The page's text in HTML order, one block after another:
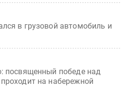
в грузовой автомобиль и
посвященный победе над
на набережной